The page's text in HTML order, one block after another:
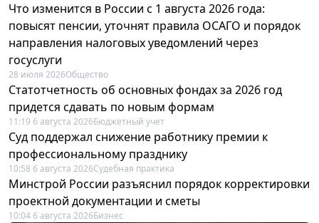
Что изменится в России с 1 августа 2026 года:
повысят пенсии, уточнят правила ОСАГО и порядок
направления налоговых уведомлений через
госуслуги
28 июля 2026Общество
Статотчетность об основных фондах за 2026 год
придется сдавать по новым формам
11:19 6 августа 2026Бюджетный учет
Суд поддержал снижение работнику премии к
профессиональному празднику
10:58 6 августа 2026Судебная практика
Минстрой России разъяснил порядок корректировки
проектной документации и сметы
10:04 6 августа 2026Бизнес